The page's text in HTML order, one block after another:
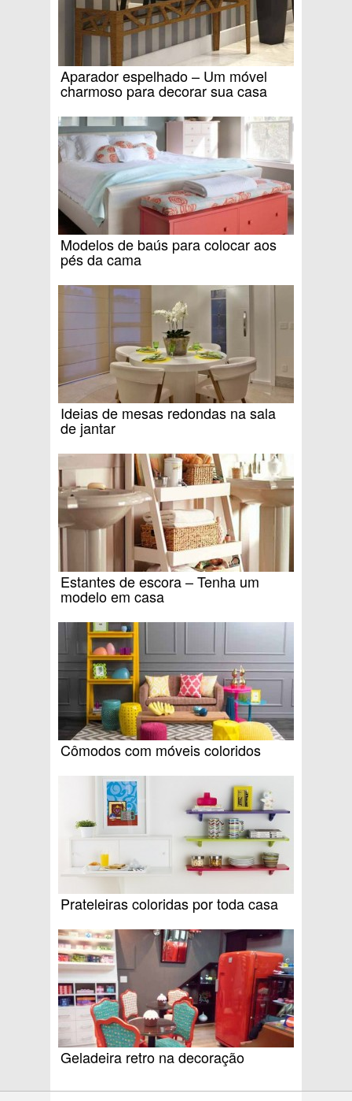
Aparador espelhado – Um móvel
charmoso para decorar sua casa
Modelos de baús para colocar aos
pés da cama
Ideias de mesas redondas na sala
de jantar
Estantes de escora – Tenha um
modelo em casa
Cômodos com móveis coloridos
Prateleiras coloridas por toda casa
Geladeira retro na decoração